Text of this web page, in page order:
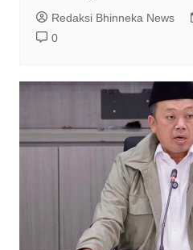
Redaksi Bhinneka News
0